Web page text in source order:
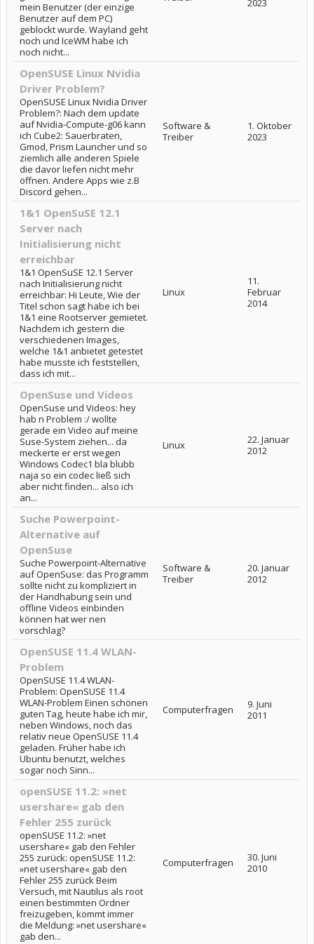
mein Benutzer (der einzige
Benutzer auf dem PC)
geblockt wurde. Wayland geht
noch und IceWM habe ich
noch nicht...
2023
OpenSUSE Linux Nvidia
Driver Problem?
OpenSUSE Linux Nvidia Driver
Problem?: Nach dem update
auf Nvidia-Compute-g06 kann
ich Cube2: Sauerbraten,
Gmod, Prism Launcher und so
ziemlich alle anderen Spiele
die davor liefen nicht mehr
öffnen. Andere Apps wie z.B
Discord gehen...
Software &
Treiber
1. Oktober
2023
1&1 OpenSuSE 12.1
Server nach
Initialisierung nicht
erreichbar
1&1 OpenSuSE 12.1 Server
nach Initialisierung nicht
erreichbar: Hi Leute, Wie der
Titel schon sagt habe ich bei
1&1 eine Rootserver gemietet.
Nachdem ich gestern die
verschiedenen Images,
welche 1&1 anbietet getestet
habe musste ich feststellen,
dass ich mit...
Linux
11.
Februar
2014
OpenSuse und Videos
OpenSuse und Videos: hey
hab n Problem :/ wollte
gerade ein Video auf meine
Suse-System ziehen... da
meckerte er erst wegen
Windows Codec1 bla blubb
naja so ein codec ließ sich
aber nicht finden... also ich
an...
Linux
22. Januar
2012
Suche Powerpoint-
Alternative auf
OpenSuse
Suche Powerpoint-Alternative
auf OpenSuse: das Programm
sollte nicht zu kompliziert in
der Handhabung sein und
offline Videos einbinden
können hat wer nen
vorschlag?
Software &
Treiber
20. Januar
2012
OpenSUSE 11.4 WLAN-
Problem
OpenSUSE 11.4 WLAN-
Problem: OpenSUSE 11.4
WLAN-Problem Einen schönen
guten Tag, heute habe ich mir,
neben Windows, noch das
relativ neue OpenSUSE 11.4
geladen. Früher habe ich
Ubuntu benutzt, welches
sogar noch Sinn...
Computerfragen
9. Juni
2011
openSUSE 11.2: »net
usershare« gab den
Fehler 255 zurück
openSUSE 11.2: »net
usershare« gab den Fehler
255 zurück: openSUSE 11.2:
»net usershare« gab den
Fehler 255 zurück Beim
Versuch, mit Nautilus als root
einen bestimmten Ordner
freizugeben, kommt immer
die Meldung: »net usershare«
gab den...
Computerfragen
30. Juni
2010